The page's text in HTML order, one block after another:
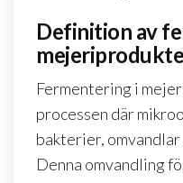
Definition av
Fermentering i
processen där
bakterier,
Denna omvandling